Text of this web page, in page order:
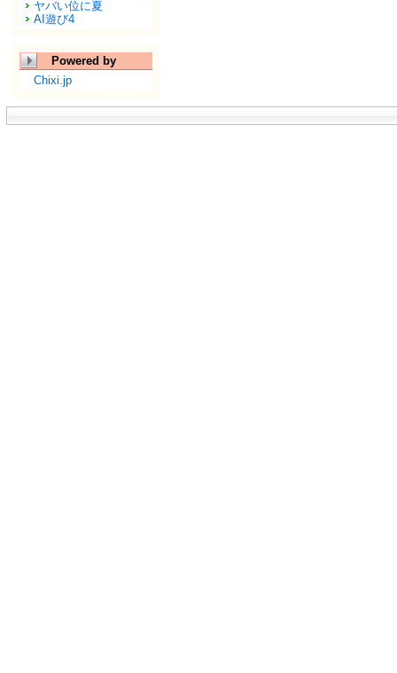
ヤバい位に夏
AI遊び4
Powered by
Chixi.jp